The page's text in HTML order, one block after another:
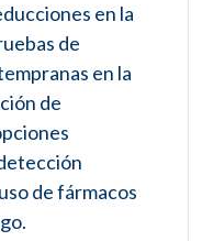
en la
de
en la
de
de fármacos